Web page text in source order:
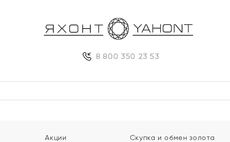
8 800 350 23 53
Акции Скупка и обмен золота